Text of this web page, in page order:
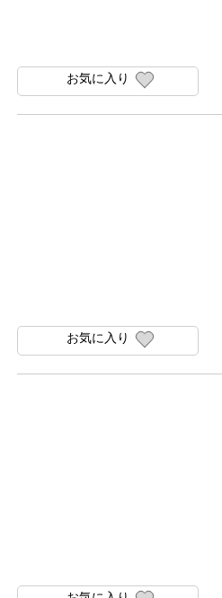
お気に入り
お気に入り